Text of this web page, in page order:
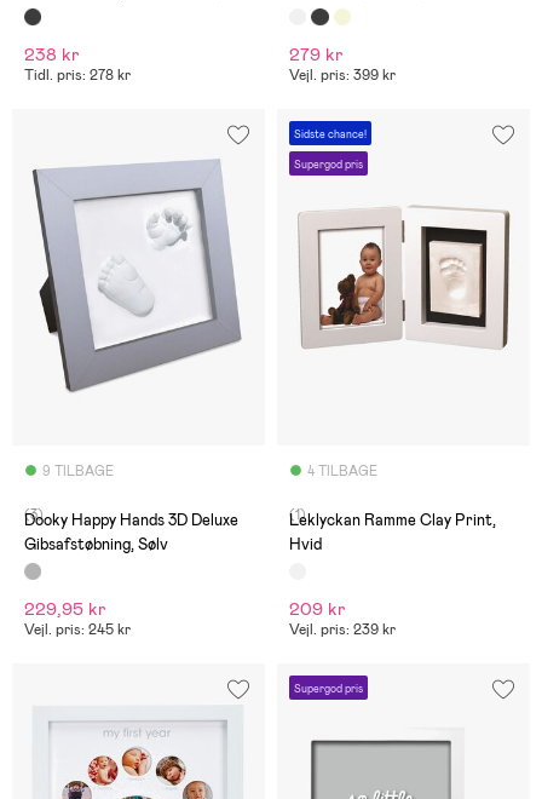
Hvid
238 kr
Tidl. pris: 278 kr
279 kr
Vejl. pris: 399 kr
9 TILBAGE
(3)
Dooky Happy Hands 3D Deluxe
Gibsafstøbning, Sølv
229,95 kr
Vejl. pris: 245 kr
Sidste chance!
Supergod pris
4 TILBAGE
(1)
Leklyckan Ramme Clay Print,
Hvid
209 kr
Vejl. pris: 239 kr
Supergod pris